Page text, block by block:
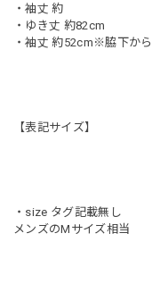
・袖丈 約
・ゆき丈 約82cm
・袖丈 約52cm※脇下から
【表記サイズ】
・size タグ記載無し
メンズのMサイズ相当